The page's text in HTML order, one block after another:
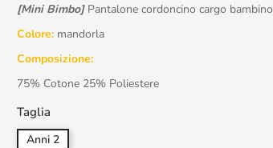
[Mini Bimbo] Pantalone cordoncino cargo bambino
Colore: mandorla
Composizione:
75% Cotone 25% Poliestere
Taglia
Anni 2